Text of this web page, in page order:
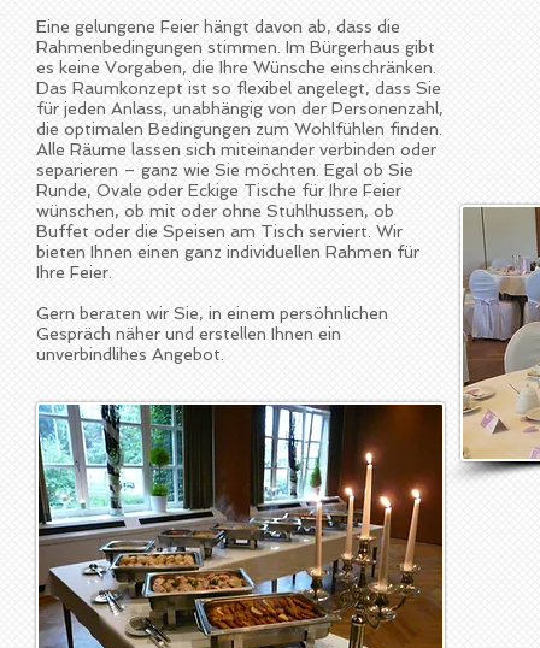
Eine gelungene Feier hängt davon ab, dass die
Rahmenbedingungen stimmen. Im Bürgerhaus gibt
es keine Vorgaben, die Ihre Wünsche einschränken.
Das Raumkonzept ist so flexibel angelegt, dass Sie
für jeden Anlass, unabhängig von der Personenzahl,
die optimalen Bedingungen zum Wohlfühlen finden.
Alle Räume lassen sich miteinander verbinden oder
separieren – ganz wie Sie möchten. Egal ob Sie
Runde, Ovale oder Eckige Tische für Ihre Feier
wünschen, ob mit oder ohne Stuhlhussen, ob
Buffet oder die Speisen am Tisch serviert. Wir
bieten Ihnen einen ganz individuellen Rahmen für
Ihre Feier.
Gern beraten wir Sie, in einem persöhnlichen
Gespräch näher und erstellen Ihnen ein
unverbindlihes Angebot.